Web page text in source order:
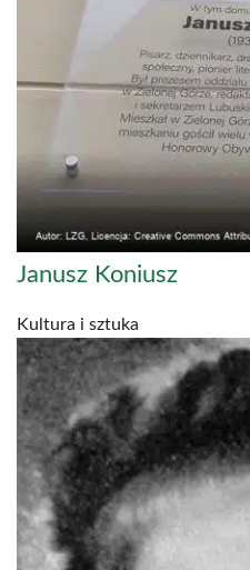
Janusz Koniusz
Kultura i sztuka